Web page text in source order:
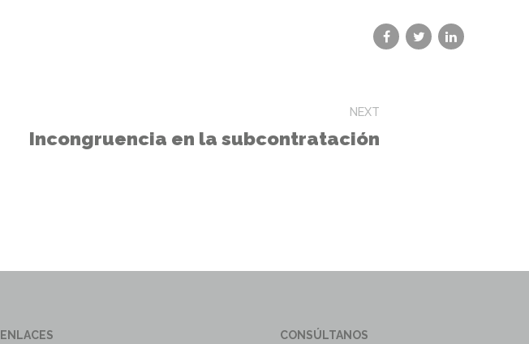
NEXT
Incongruencia en la subcontratación
ENLACES CONSÚLTANOS